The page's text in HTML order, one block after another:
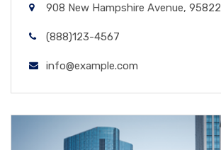
908 New Hampshire Avenue, 95822
(888)123-4567
info@example.com